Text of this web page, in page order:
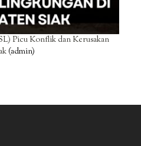
Picu Konflik dan Kerusakan
(admin)